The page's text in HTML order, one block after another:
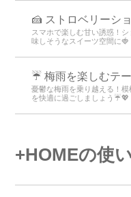
🍰 ストロベリーシ
スマホで楽しむ甘い誘惑！
味しそうなスイーツ空間に🍓
☔ 梅雨を楽しむテ
憂鬱な梅雨を乗り越える！
を快適に過ごしましょう☔💖
+HOMEの使